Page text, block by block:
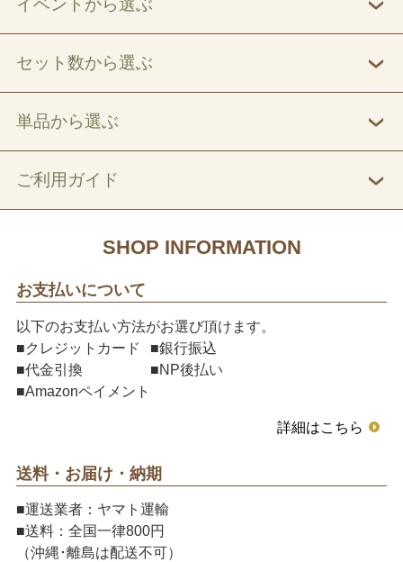
イベントから選ぶ
セット数から選ぶ
単品から選ぶ
ご利用ガイド
SHOP INFORMATION
お支払いについて
以下のお支払い方法がお選び頂けます。
■クレジットカード
■銀行振込
■代金引換
■NP後払い
■Amazonペイメント
詳細はこちら
送料・お届け・納期
■運送業者：ヤマト運輸
■送料：全国一律800円
（沖縄･離島は配送不可）